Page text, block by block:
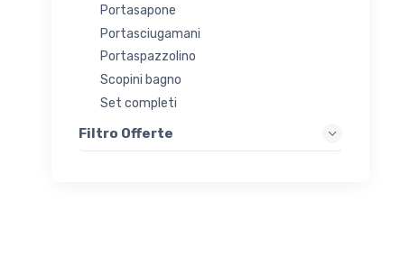
Portasapone
Portasciugamani
Portaspazzolino
Scopini bagno
Set completi
Filtro Offerte